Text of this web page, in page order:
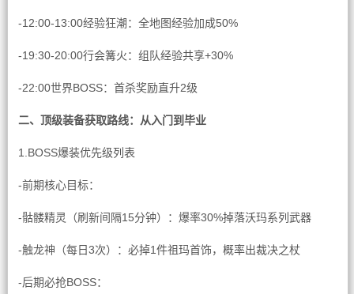
-12:00-13:00经验狂潮：全地图经验加成50%
-19:30-20:00行会篝火：组队经验共享+30%
-22:00世界BOSS：首杀奖励直升2级
二、顶级装备获取路线：从入门到毕业
1.BOSS爆装优先级列表
-前期核心目标：
-骷髅精灵（刷新间隔15分钟）：爆率30%掉落沃玛系列武器
-触龙神（每日3次）：必掉1件祖玛首饰，概率出裁决之杖
-后期必抢BOSS：